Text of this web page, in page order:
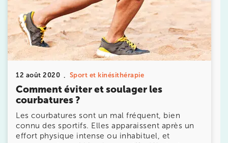
12 août 2020 Sport et kinésithérapie
Comment éviter et soulager les
courbatures ?
Les courbatures sont un mal fréquent, bien
connu des sportifs. Elles apparaissent après un
effort physique intense ou inhabituel, et
IK VANVES
5 Rue Monge 92170 Vanves
5 Rue Monge 92170 Vanves
01 46 44 33 92
Prenez RDV sur
IK SAINT-GERMAIN
199 Bd Saint-Germain 75007 Paris